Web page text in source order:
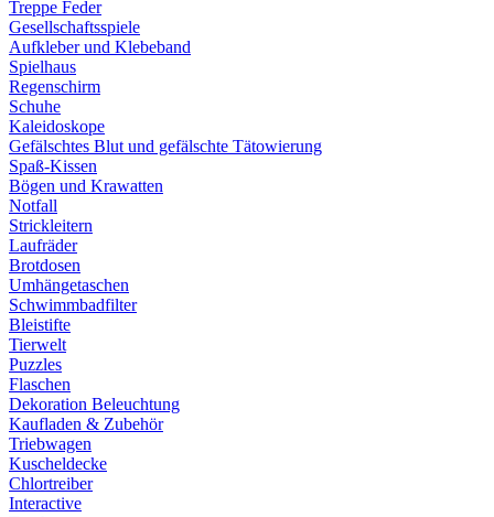
Treppe Feder
Gesellschaftsspiele
Aufkleber und Klebeband
Spielhaus
Regenschirm
Schuhe
Kaleidoskope
Gefälschtes Blut und gefälschte Tätowierung
Spaß-Kissen
Bögen und Krawatten
Notfall
Strickleitern
Laufräder
Brotdosen
Umhängetaschen
Schwimmbadfilter
Bleistifte
Tierwelt
Puzzles
Flaschen
Dekoration Beleuchtung
Kaufladen & Zubehör
Triebwagen
Kuscheldecke
Chlortreiber
Interactive